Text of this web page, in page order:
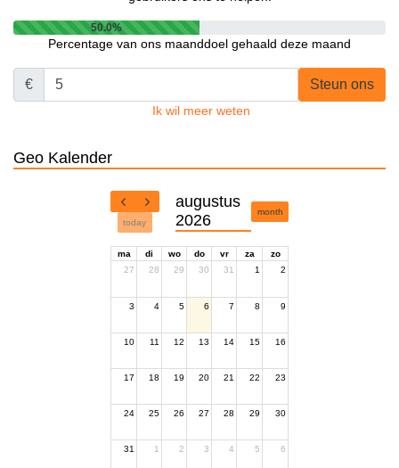
50.0%
Percentage van ons maanddoel gehaald deze maand
€ Steun ons
Ik wil meer weten
Geo Kalender
today
augustus
2026
month
ma di wo do vr za
zo
27
28 29 30 31 1 2
3 4 5 6 7 8 9
10 11 12 13 14 15 16
17 18 19 20 21 22 23
24 25 26 27 28 29 30
31 1 2 3 4 5 6